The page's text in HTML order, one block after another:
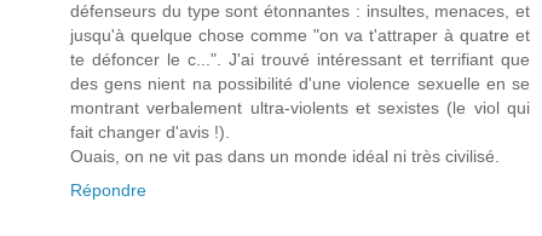
défenseurs du type sont étonnantes : insultes, menaces, et
jusqu'à quelque chose comme "on va t'attraper à quatre et
te défoncer le c...". J'ai trouvé intéressant et terrifiant que
des gens nient na possibilité d'une violence sexuelle en se
montrant verbalement ultra-violents et sexistes (le viol qui
fait changer d'avis !).
Ouais, on ne vit pas dans un monde idéal ni très civilisé.
Répondre